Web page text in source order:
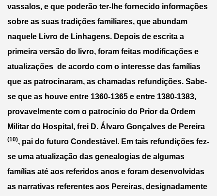
vassalos, e que poderão ter-lhe fornecido informações
sobre as suas tradições familiares, que abundam
naquele Livro de Linhagens. Depois de escrita a
primeira versão do livro, foram feitas modificações e
atualizações  de acordo com o interesse das famílias
que as patrocinaram, as chamadas refundições. Sabe-
se que as houve entre 1360-1365 e entre 1380-1383,
provavelmente com o patrocínio do Prior da Ordem
Militar do Hospital, frei D. Álvaro Gonçalves de Pereira
(10), pai do futuro Condestável. Em tais refundições fez-
se uma atualização das genealogias de algumas
famílias até aos referidos anos e foram desenvolvidas
as narrativas referentes aos Pereiras, designadamente